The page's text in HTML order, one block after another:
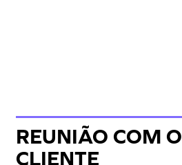
REUNIÃO COM O
CLIENTE